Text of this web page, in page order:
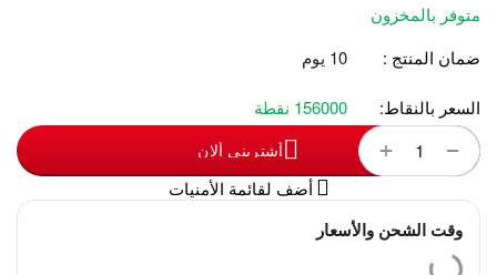
متوفر بالمخزون
ضمان المنتج :
10 يوم
السعر بالنقاط: 156000 نقطة
+ − أشترينى ألان
أضف لقائمة الأمنيات
وقت الشحن والأسعار